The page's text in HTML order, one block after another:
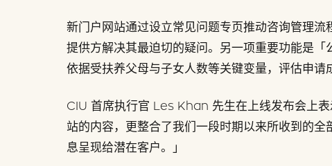
新门户网站通过设立常见问题专页推动咨询管理流
提供方解决其最迫切的疑问。另一项重要功能是「
依据受扶养父母与子女人数等关键变量，评估申请
CIU 首席执行官 Les Khan 先生在上线发布会上
站的内容，更整合了我们一段时期以来所收到的全
息呈现给潜在客户。」